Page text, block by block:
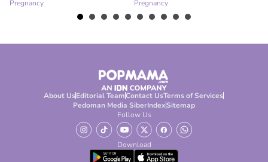
Pregnancy
Pregnancy
About UsEditorial TeamContact UsTerms of Services
Pedoman Media SiberIndexSitemap
Follow Us
Download